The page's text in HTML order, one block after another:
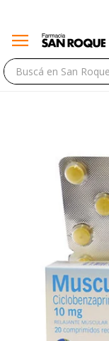
menu
close